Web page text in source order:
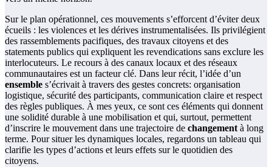
Sur le plan opérationnel, ces mouvements s’efforcent d’éviter deux
écueils : les violences et les dérives instrumentalisées. Ils privilégient
des rassemblements pacifiques, des travaux citoyens et des
statements publics qui expliquent les revendications sans exclure les
interlocuteurs. Le recours à des canaux locaux et des réseaux
communautaires est un facteur clé. Dans leur récit, l’idée d’un
ensemble s’écrivait à travers des gestes concrets: organisation
logistique, sécurité des participants, communication claire et respect
des règles publiques. À mes yeux, ce sont ces éléments qui donnent
une solidité durable à une mobilisation et qui, surtout, permettent
d’inscrire le mouvement dans une trajectoire de changement à long
terme. Pour situer les dynamiques locales, regardons un tableau qui
clarifie les types d’actions et leurs effets sur le quotidien des
citoyens.